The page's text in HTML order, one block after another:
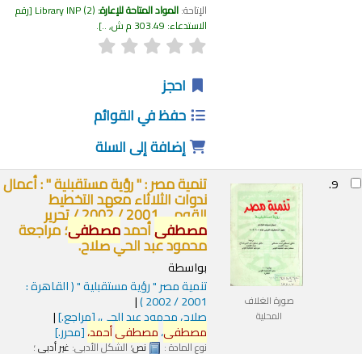
الإتاحة:المواد المتاحة للإعارة: Library INP(2)
رقم
الاستدعاء:303.49 م ش, .. .
احجز
حفظ في القوائم
إضافة إلى السلة
9.
صورة الغلاف
المحلية
تنمية مصر : " رؤية مستقبلية " : أعمال
ندوات الثلاثاء معهد التخطيط
القومي 2001 / 2002 / تحرير
مصطفىأحمدمصطفى؛ مراجعة
محمود عبد الحي صلاح.
بواسطة
تنمية مصر " رؤية مستقبلية "( القاهرة :
2001 / 2002 )
صلاح، محمود عبد الحي،[مراجع.]
مصطفى،مصطفىأحمد،[محرر.]
نوع المادة : نص؛ الشكل الأدبي:غير أدبي؛